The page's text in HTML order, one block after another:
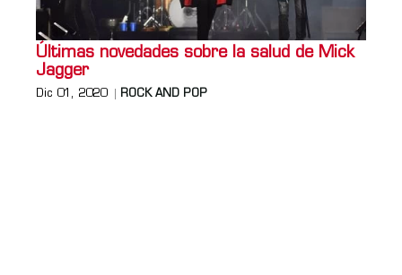
Últimas novedades sobre la salud de Mick
Jagger
Dic 01, 2020 ROCK AND POP